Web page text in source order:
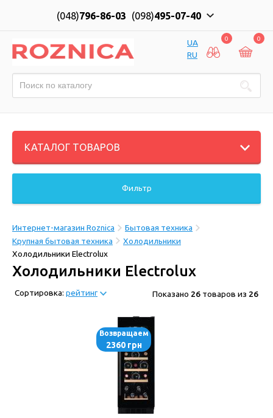
(048)796-86-03 (098)495-07-40
UA
RU
0 0
КАТАЛОГ ТОВАРОВ
Фильтр
Интернет-магазин Roznica
Бытовая техника
Крупная бытовая техника
Холодильники
Холодильники Electrolux
Холодильники Electrolux
Сортировка: рейтинг Показано 26 товаров из 26
Возвращаем
2360 грн